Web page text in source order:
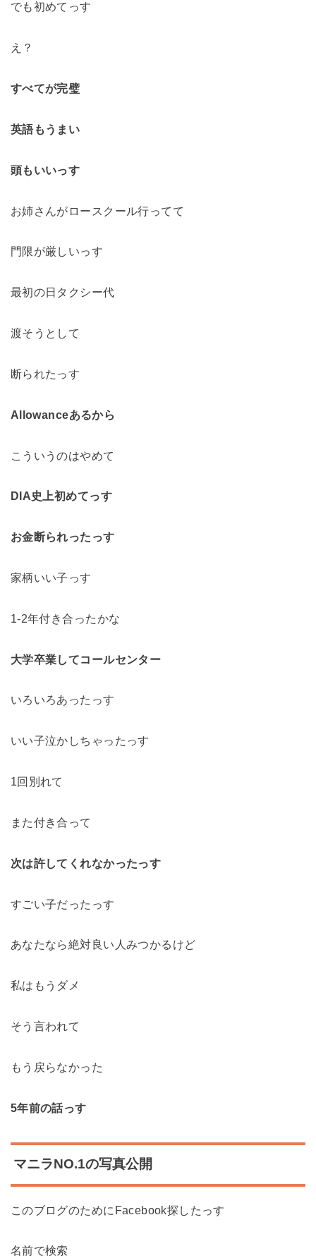
でも初めてっす
え？
すべてが完璧
英語もうまい
頭もいいっす
お姉さんがロースクール行ってて
門限が厳しいっす
最初の日タクシー代
渡そうとして
断られたっす
Allowanceあるから
こういうのはやめて
DIA史上初めてっす
お金断られったっす
家柄いい子っす
1-2年付き合ったかな
大学卒業してコールセンター
いろいろあったっす
いい子泣かしちゃったっす
1回別れて
また付き合って
次は許してくれなかったっす
すごい子だったっす
あなたなら絶対良い人みつかるけど
私はもうダメ
そう言われて
もう戻らなかった
5年前の話っす
マニラNO.1の写真公開
このブログのためにFacebook探したっす
名前で検索